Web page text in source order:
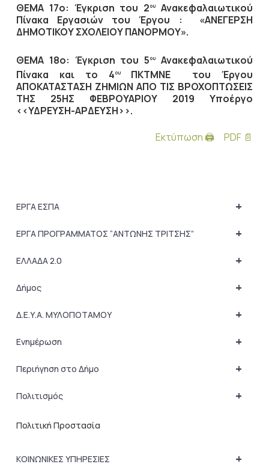
ΘΕΜΑ 17ο: Έγκριση του 2ου
Ανακεφαλαιωτικού
Πίνακα Εργασιών του Έργου : «ΑΝΕΓΕΡΣΗ
ΔΗΜΟΤΙΚΟΥ ΣΧΟΛΕΙΟΥ ΠΑΝΟΡΜΟΥ».
ΘΕΜΑ 18ο: Έγκριση του 5ου
Ανακεφαλαιωτικού
Πίνακα και το 4ουΠΚΤΜΝΕ του Έργου
ΑΠΟΚΑΤΑΣΤΑΣΗ ΖΗΜΙΩΝ ΑΠΟ ΤΙΣ ΒΡΟΧΟΠΤΩΣΕΙΣ
ΤΗΣ 25ΗΣ ΦΕΒΡΟΥΑΡΙΟΥ 2019 Υποέργο
<<ΥΔΡΕΥΣΗ-ΑΡΔΕΥΣΗ>>.
Εκτύπωση 🖨
PDF 📄
+
ΕΡΓΑ ΕΣΠΑ
+
ΕΡΓΑ ΠΡΟΓΡΑΜΜΑΤΟΣ “ΑΝΤΩΝΗΣ ΤΡΙΤΣΗΣ”
+
ΕΛΛΑΔΑ 2.0
+
Δήμος
+
Δ.Ε.Υ.Α. ΜΥΛΟΠΟΤΑΜΟΥ
+
Ενημέρωση
+
Περιήγηση στο Δήμο
+
Πολιτισμός
Πολιτική Προστασία
+
ΚΟΙΝΩΝΙΚΕΣ ΥΠΗΡΕΣΙΕΣ